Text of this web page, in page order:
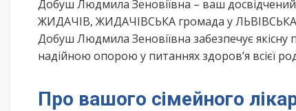
Добуш Людмила Зеновіївна – ваш
ЖИДАЧІВ, ЖИДАЧІВСЬКА громада у ЛЬВІВСЬКА
Добуш Людмила Зеновіївна забезпечує
надійною опорою у питаннях здоров’я всієї
Про вашого сімейного